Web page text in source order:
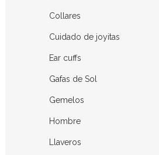
Collares
Cuidado de joyitas
Ear cuffs
Gafas de Sol
Gemelos
Hombre
Llaveros